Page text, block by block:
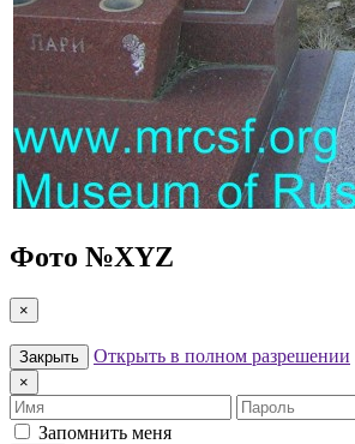
Фото №XYZ
×
Закрыть Открыть в полном разрешении
×
Имя
Пароль
Запомнить меня